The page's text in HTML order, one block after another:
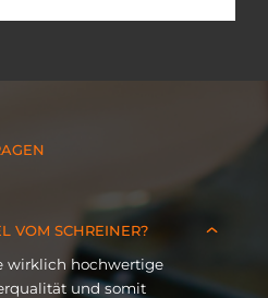
keinen Großputz
Möbel ergänzen
VOM SCHREINER?
wirklich hochwertige
und somit